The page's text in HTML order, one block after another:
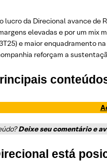
lucro da Direcional avance de
elevadas e por um mix
e maior enquadramento
reforçam a
Deixe seu comentário e
está